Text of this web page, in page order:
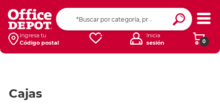
Ingresa tu
Código postal
0
Inicia
sesión
Cajas